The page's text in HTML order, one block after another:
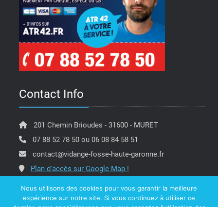
Contact Info
201 Chemin Brioudes - 31600 - MURET
07 88 52 78 50 ou 06 08 84 58 51
contact@vidange-fosse-haute-garonne.fr
Plan d'accès sur Google Map !
Nous utilisons des cookies pour vous garantir la meilleure
expérience sur notre site. Si vous continuez à utiliser ce